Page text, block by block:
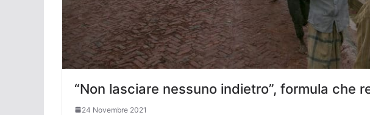
“Non lasciare nessuno indietro”, formula che
24 Novembre 2021